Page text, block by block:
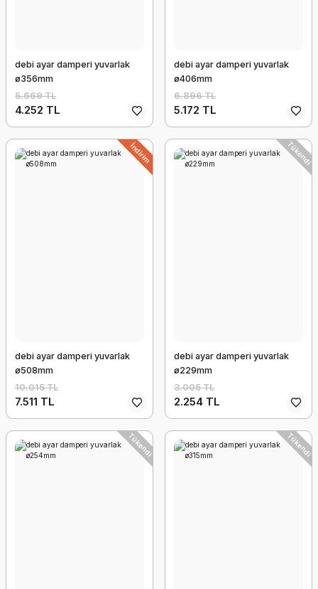
debi ayar damperi yuvarlak
ø356mm
5.669 TL
4.252 TL
debi ayar damperi yuvarlak
ø406mm
6.896 TL
5.172 TL
İndirim
debi ayar damperi yuvarlak
ø508mm
10.015 TL
7.511 TL
Tükendi
debi ayar damperi yuvarlak
ø229mm
3.005 TL
2.254 TL
Tükendi Tükendi